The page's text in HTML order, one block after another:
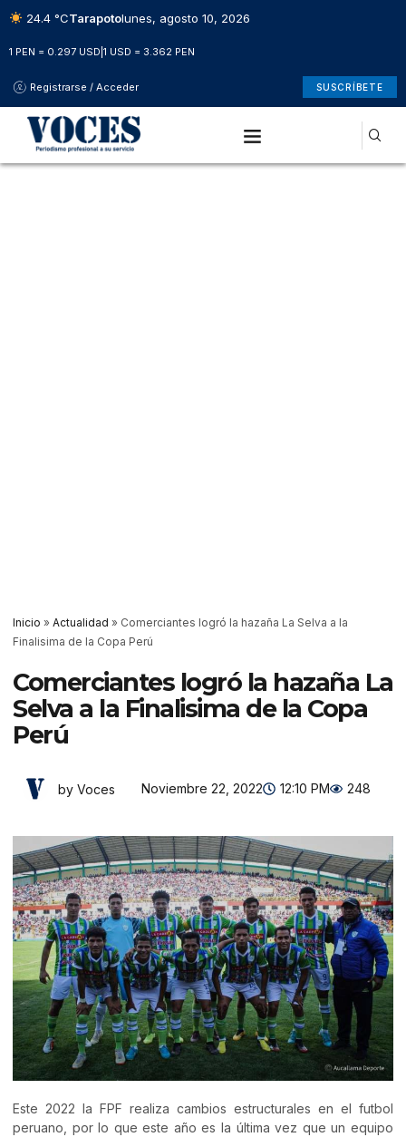
24.4 °CTarapotolunes, agosto 10, 2026
1 PEN = 0.297 USD 1 USD = 3.362 PEN
Registrarse / Acceder SUSCRÍBETE
Inicio » Actualidad » Comerciantes logró la hazaña La Selva a la
Finalisima de la Copa Perú
Comerciantes logró la hazaña La
Selva a la Finalisima de la Copa
Perú
by Voces Noviembre 22, 2022 12:10 PM 248
Este 2022 la FPF realiza cambios estructurales en el futbol
peruano, por lo que este año es la última vez que un equipo